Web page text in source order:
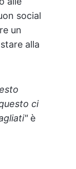
social
un
alla
ci
è